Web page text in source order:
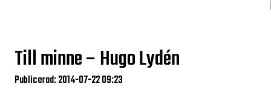
Till minne – Hugo Lydén
Publicerad: 2014-07-22 09:23